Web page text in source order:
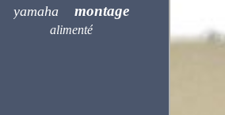
yamaha montage
alimenté